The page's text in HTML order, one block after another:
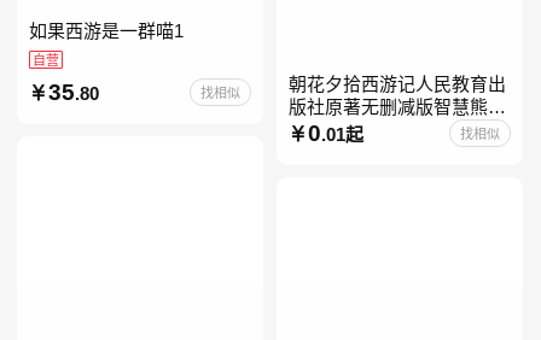
如果西游是一群喵1
自营
35.80 找相似
朝花夕拾西游记人民教育出
版社原著无删减版智慧熊升
级版七年级必读书目初一上
册人民文学出版社人教版当
0.01起 找相似